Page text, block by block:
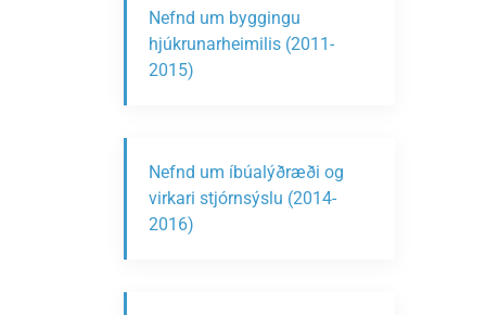
Nefnd um byggingu
hjúkrunarheimilis (2011-
2015)
Nefnd um íbúalýðræði og
virkari stjórnsýslu (2014-
2016)